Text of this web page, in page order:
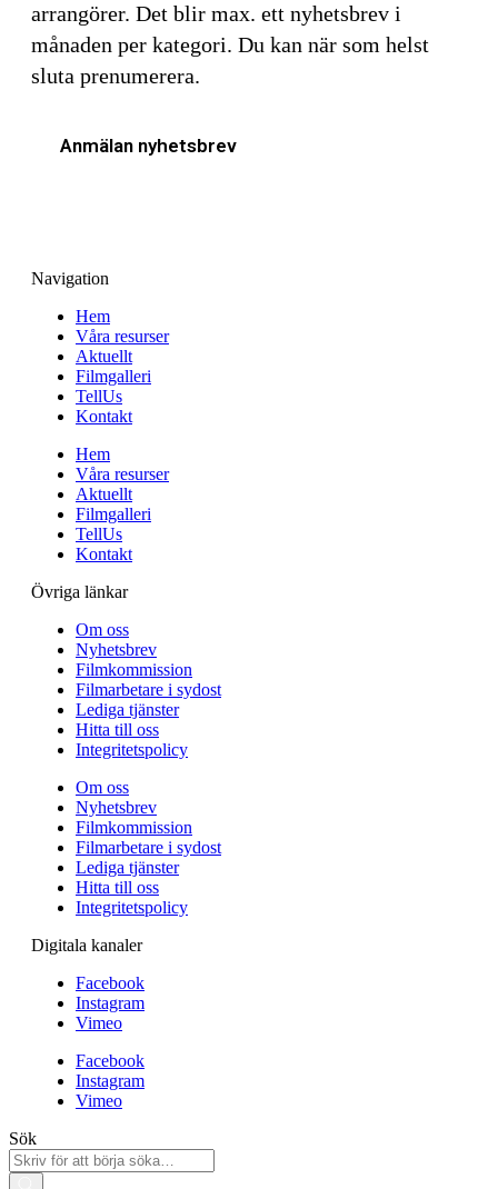
arrangörer. Det blir max. ett nyhetsbrev i
månaden per kategori. Du kan när som helst
sluta prenumerera.
Anmälan nyhetsbrev
Navigation
Hem
Våra resurser
Aktuellt
Filmgalleri
TellUs
Kontakt
Hem
Våra resurser
Aktuellt
Filmgalleri
TellUs
Kontakt
Övriga länkar
Om oss
Nyhetsbrev
Filmkommission
Filmarbetare i sydost
Lediga tjänster
Hitta till oss
Integritetspolicy
Om oss
Nyhetsbrev
Filmkommission
Filmarbetare i sydost
Lediga tjänster
Hitta till oss
Integritetspolicy
Digitala kanaler
Facebook
Instagram
Vimeo
Facebook
Instagram
Vimeo
Sök